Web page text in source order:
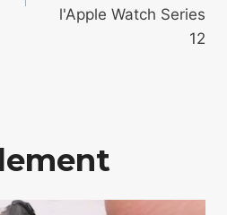
l'Apple Watch Series
12